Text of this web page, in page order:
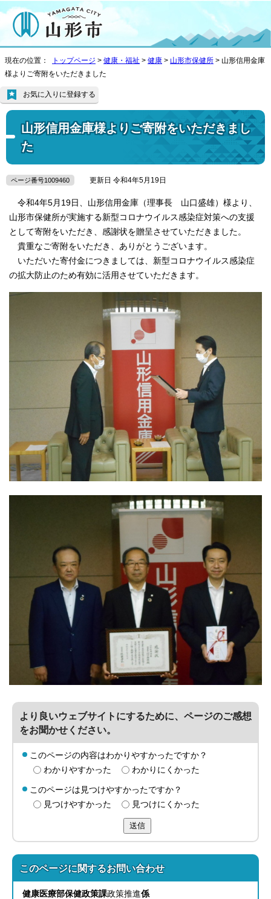
現在の位置： トップページ > 健康・福祉 > 健康 > 山形市保健所 > 山形信用金庫
様よりご寄附をいただきました
山形信用金庫様よりご寄附をいただきまし
た
お気に入りに登録する
ページ番号1009460 更新日 令和4年5月19日
令和4年5月19日、山形信用金庫（理事長 山口盛雄）様より、
山形市保健所が実施する新型コロナウイルス感染症対策への支援
として寄附をいただき、感謝状を贈呈させていただきました。
貴重なご寄附をいただき、ありがとうございます。
いただいた寄付金につきましては、新型コロナウイルス感染症
の拡大防止のため有効に活用させていただきます。
より良いウェブサイトにするために、ページのご感想
をお聞かせください。
このページの内容はわかりやすかったですか？
わかりやすかった
わかりにくかった
このページは見つけやすかったですか？
見つけやすかった
見つけにくかった
送信
このページに関するお問い合わせ
健康医療部保健政策課政策推進係